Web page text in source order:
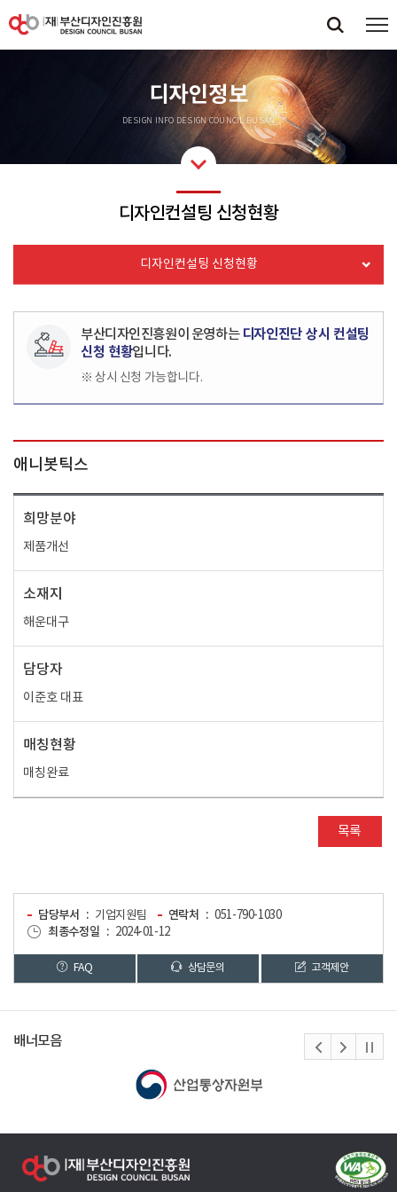
디자인정보
DESIGN INFO DESIGN COUNCIL BUSAN
디자인컨설팅 신청현황
디자인컨설팅 신청현황
부산디자인진흥원이 운영하는 디자인진단 상시 컨설팅
신청 현황입니다.
※ 상시 신청 가능합니다.
애니봇틱스
희망분야
제품개선
소재지
해운대구
담당자
이준호 대표
매칭현황
매칭완료
목록
담당부서 기업지원팀 연락처
051-790-1030
최종수정일
2024-01-12
FAQ 상담문의 고객제안
배너모음